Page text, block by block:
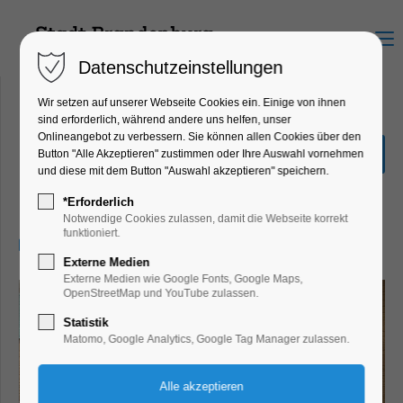
Menu
Eine Welt voll Fabelwesen -
Ein 2-Tages-Projekt
Ferienkalender, Kinder, Jugend
Datenschutzeinstellungen
Wir setzen auf unserer Webseite Cookies ein. Einige von ihnen
sind erforderlich, während andere uns helfen, unser
Onlineangebot zu verbessern. Sie können allen Cookies über den
Button "Alle Akzeptieren" zustimmen oder Ihre Auswahl vornehmen
und diese mit dem Button "Auswahl akzeptieren" speichern.
*Erforderlich
Notwendige Cookies zulassen, damit die Webseite korrekt
funktioniert.
Externe Medien
Externe Medien wie Google Fonts, Google Maps,
OpenStreetMap und YouTube zulassen.
Statistik
Matomo, Google Analytics, Google Tag Manager zulassen.